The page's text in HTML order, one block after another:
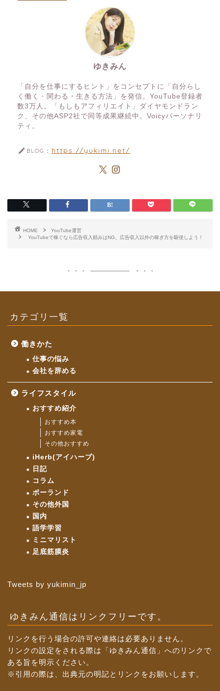
ゆきみん
「自分を仕事にするヒント」をコンセプトに「自分らし
く働く・関わる・生きる方法」を発信。YouTube登録者
数3万人。「もしもアフィリエイト」ダイヤモンドラン
ク、その他ASP2社で同等成果継続中。Voicyパーソナリ
ティ。
BLOG： https://yukimi.net/
HOME
YouTube運営
YouTubeで稼ぐなら広告収入頼みはNG。広告収入以外の稼ぎ方を駆使しよう！
カテゴリ一覧
働きかた
仕事の悩み
会社を辞める
ライフスタイル
おすすめ紹介
おすすめ本
おすすめ家電
その他おすすめ
iHerb(アイハーブ)
日記
コラム
ポーランド
その他外国
国内
語学学習
ミニマリスト
足底筋膜炎
Tweets by yukimin_jp
ゆきみん通信はリンクフリーです。
リンクを行う場合の許可や連絡は必要ありません。
リンクの設定をされる際は「ゆきみん通信」へのリンクで
ある旨を明示ください。
※引用の際は、出典元の明記とリンクをお願いします。